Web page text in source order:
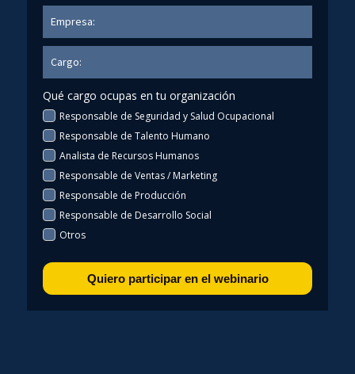
Qué cargo ocupas en tu organización
Responsable de Seguridad y Salud Ocupacional
Responsable de Talento Humano
Analista de Recursos Humanos
Responsable de Ventas / Marketing
Responsable de Producción
Responsable de Desarrollo Social
Otros
Quiero participar en el webinario